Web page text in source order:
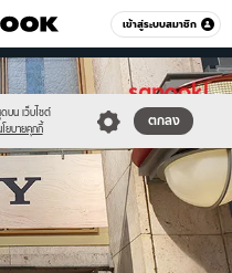
เข้าสู่ระบบสมาชิก
หมวดอื่นๆ
ดบน เว็บไซต์
โยบายคุกกี้
ตกลง